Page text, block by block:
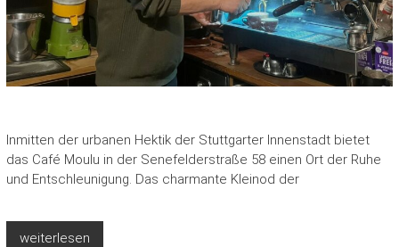
Inmitten der urbanen Hektik der Stuttgarter Innenstadt bietet
das Café Moulu in der Senefelderstraße 58 einen Ort der Ruhe
und Entschleunigung. Das charmante Kleinod der
weiterlesen